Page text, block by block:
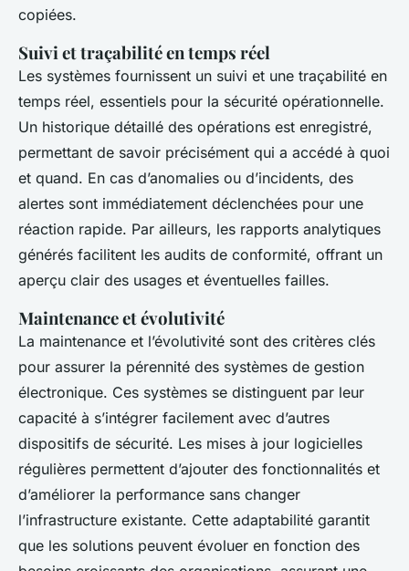
copiées.
Suivi et traçabilité en temps réel
Les systèmes fournissent un suivi et une traçabilité en
temps réel, essentiels pour la sécurité opérationnelle.
Un historique détaillé des opérations est enregistré,
permettant de savoir précisément qui a accédé à quoi
et quand. En cas d’anomalies ou d’incidents, des
alertes sont immédiatement déclenchées pour une
réaction rapide. Par ailleurs, les rapports analytiques
générés facilitent les audits de conformité, offrant un
aperçu clair des usages et éventuelles failles.
Maintenance et évolutivité
La maintenance et l’évolutivité sont des critères clés
pour assurer la pérennité des systèmes de gestion
électronique. Ces systèmes se distinguent par leur
capacité à s’intégrer facilement avec d’autres
dispositifs de sécurité. Les mises à jour logicielles
régulières permettent d’ajouter des fonctionnalités et
d’améliorer la performance sans changer
l’infrastructure existante. Cette adaptabilité garantit
que les solutions peuvent évoluer en fonction des